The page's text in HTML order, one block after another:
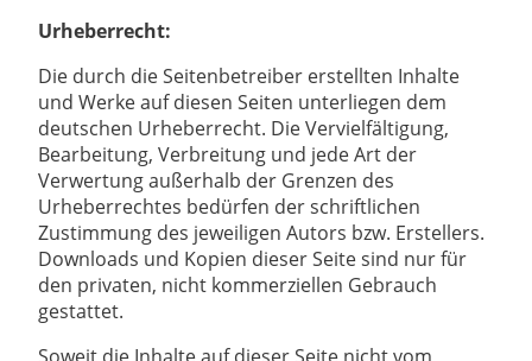
Urheberrecht:
Die durch die Seitenbetreiber erstellten Inhalte
und Werke auf diesen Seiten unterliegen dem
deutschen Urheberrecht. Die Vervielfältigung,
Bearbeitung, Verbreitung und jede Art der
Verwertung außerhalb der Grenzen des
Urheberrechtes bedürfen der schriftlichen
Zustimmung des jeweiligen Autors bzw. Erstellers.
Downloads und Kopien dieser Seite sind nur für
den privaten, nicht kommerziellen Gebrauch
gestattet.
Soweit die Inhalte auf dieser Seite nicht vom